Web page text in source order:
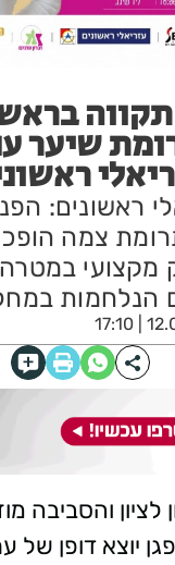
שיער
ראשונים:
צמה
מקצועי
הנלחמות
לציון והסביבה
יוצא דופן של